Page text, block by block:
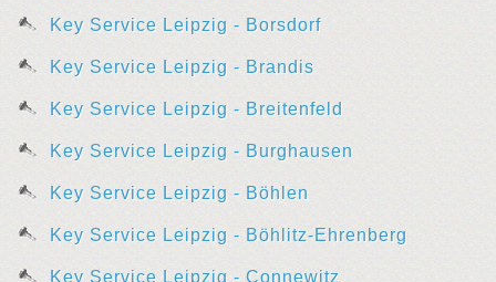
Key Service Leipzig - Borsdorf
Key Service Leipzig - Brandis
Key Service Leipzig - Breitenfeld
Key Service Leipzig - Burghausen
Key Service Leipzig - Böhlen
Key Service Leipzig - Böhlitz-Ehrenberg
Key Service Leipzig - Connewitz